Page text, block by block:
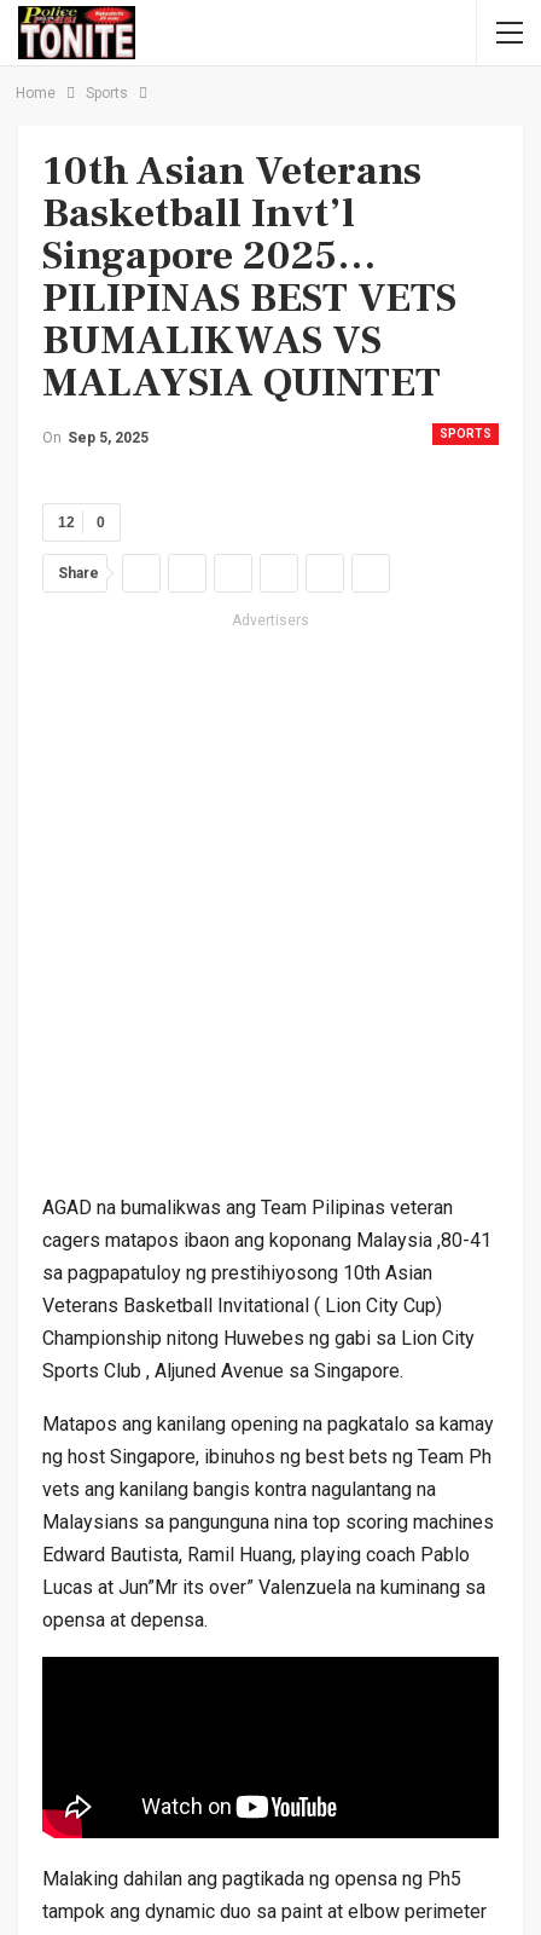
Home Sports
10th Asian Veterans
Basketball Invt’l
Singapore 2025…
PILIPINAS BEST VETS
BUMALIKWAS VS
MALAYSIA QUINTET
SPORTS
On Sep 5, 2025
0
12
Share
Advertisers
AGAD na bumalikwas ang Team Pilipinas veteran
cagers matapos ibaon ang koponang Malaysia ,80-41
sa pagpapatuloy ng prestihiyosong 10th Asian
Veterans Basketball Invitational ( Lion City Cup)
Championship nitong Huwebes ng gabi sa Lion City
Sports Club , Aljuned Avenue sa Singapore.
Matapos ang kanilang opening na pagkatalo sa kamay
ng host Singapore, ibinuhos ng best bets ng Team Ph
vets ang kanilang bangis kontra nagulantang na
Malaysians sa pangunguna nina top scoring machines
Edward Bautista, Ramil Huang, playing coach Pablo
Lucas at Jun”Mr its over” Valenzuela na kuminang sa
opensa at depensa.
Malaking dahilan ang pagtikada ng opensa ng Ph5
tampok ang dynamic duo sa paint at elbow perimeter